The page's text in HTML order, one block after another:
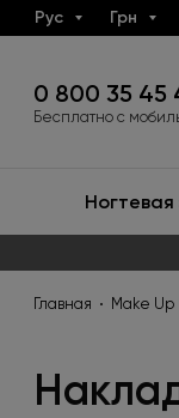
Рус Грн
0 800 35 45
Бесплатно с
Ногтевая
Главная Make Up